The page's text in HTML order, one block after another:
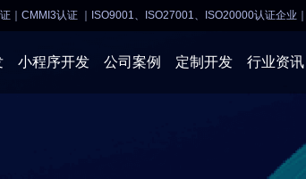
｜CMMI3认证 ｜ISO9001、ISO27001、ISO20000认证企业
小程序开发 公司案例 定制开发 行业资讯
小程序开发